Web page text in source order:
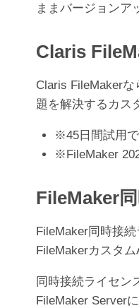
ままバージョンア
Claris
Claris FileMaker
題を解決するカス
※45日間試用で
※FileMaker
FileMaker
FileMaker同時接
FileMakerカスタ
同時接続ライセン
FileMaker Server